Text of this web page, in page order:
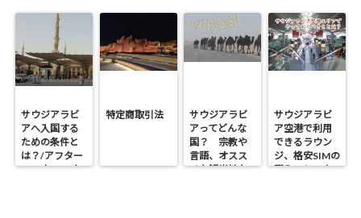
サウジアラビ
アへ入国する
ための条件と
は？/アフター
コロナ2022年
特定商取引法
サウジアラビ
アってどんな
国？ 宗教や
言語、オスス
メな観光地な
サウジアラビ
ア空港で利用
できるラウン
ジ、格安SIMの
購入、レンタ